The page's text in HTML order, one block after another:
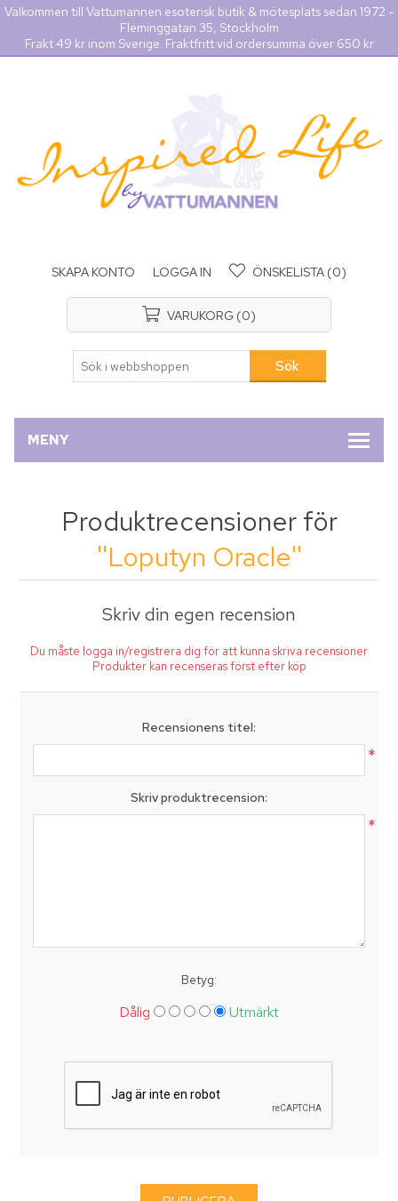
Välkommen till Vattumannen esoterisk butik & mötesplats sedan 1972 -
Fleminggatan 35, Stockholm
Frakt 49 kr inom Sverige. Fraktfritt vid ordersumma över 650 kr
SKAPA KONTO LOGGA IN ÖNSKELISTA (0)
VARUKORG (0)
MENY
Produktrecensioner för
Loputyn Oracle
Skriv din egen recension
Du måste logga in/registrera dig för att kunna skriva recensioner
Produkter kan recenseras först efter köp
Recensionens titel:
*
Skriv produktrecension:
*
Betyg:
Dålig Utmärkt